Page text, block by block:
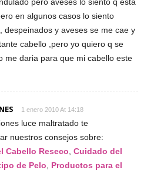
en algunos casos lo siento
despeinados y aveses se me cae y
cabello ,pero yo quiero q se
me daria para que mi cabello este
1 enero 2010 At 14:18
luce maltratado te
nuestros consejos sobre:
Cabello Reseco Cuidado del
de Pelo
Productos para el